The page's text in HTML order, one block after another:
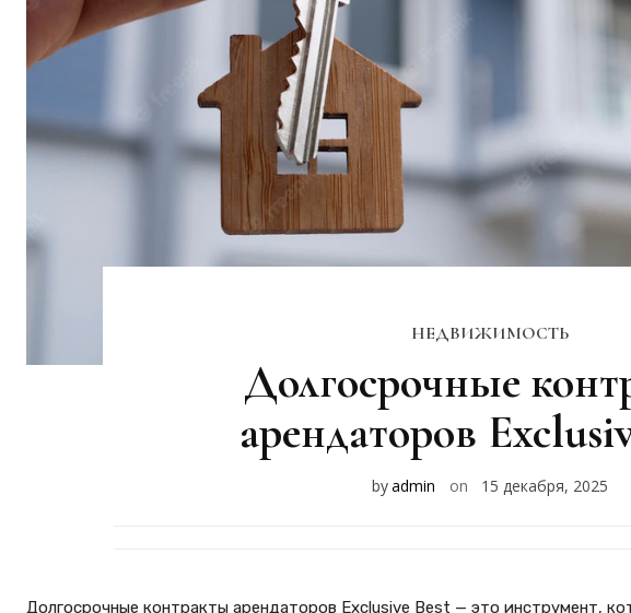
НЕДВИЖИМОСТЬ
Долгосрочные
арендаторов
byadmin on 15 декабря, 2025
Долгосрочные контракты арендаторов Exclusive Best — это инструмент,